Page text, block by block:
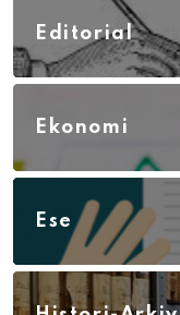
Editorial
Ekonomi
Ese